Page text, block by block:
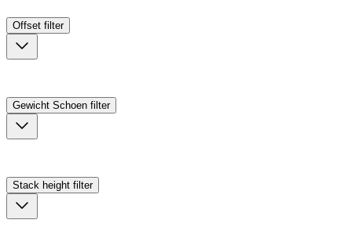
Offset filter
Gewicht Schoen filter
Stack height filter